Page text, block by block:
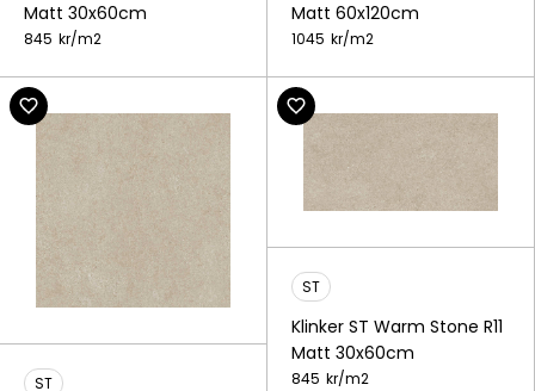
Matt 30x60cm
845 kr/m2
Matt 60x120cm
1045 kr/m2
ST
ST
Klinker ST Warm Stone R11
Matt 30x60cm
845 kr/m2